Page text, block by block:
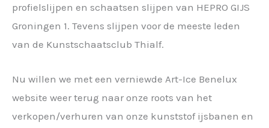
profielslijpen en schaatsen slijpen van HEPRO GIJS
Groningen 1. Tevens slijpen voor de meeste leden
van de Kunstschaatsclub Thialf.
Nu willen we met een verniewde Art-Ice Benelux
website weer terug naar onze roots van het
verkopen/verhuren van onze kunststof ijsbanen en